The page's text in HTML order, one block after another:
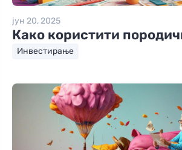
јун 20, 2025
Како користити
Инвестирање